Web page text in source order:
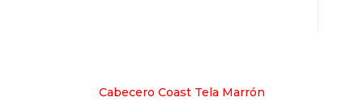
Cabecero Coast Tela Marrón